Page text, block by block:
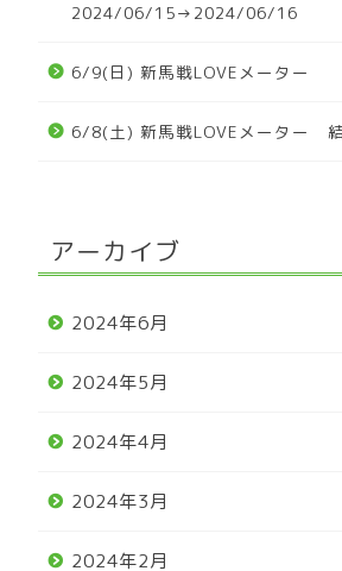
2024/06/15→2024/06/16
6/9(日) 新馬戦LOVEメーター
6/8(土) 新馬戦LOVEメーター
アーカイブ
2024年6月
2024年5月
2024年4月
2024年3月
2024年2月